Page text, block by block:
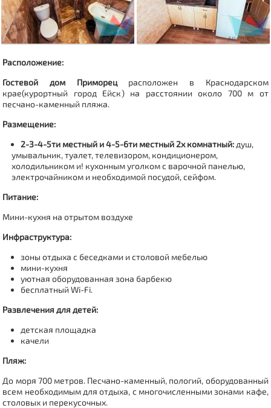
Расположение:
Гостевой дом Приморецрасположен в Краснодарском
крае(курортный город Ейск)на расстоянии около 700 м от
песчано-каменный пляжа.
Размещение:
2-3-4-5ти местный и 4-5-6ти местный 2х комнатный: душ,
умывальник, туалет, телевизором, кондиционером,
холодильником и! кухонным уголкомс варочной панелью,
электрочайником и необходимой посудой, сейфом.
Питание:
Мини-кухня на отрытом воздухе
Инфраструктура:
зоны отдыха с беседками и столовой мебелью
мини-кухня
уютная оборудованная зона барбекю
бесплатный Wi-Fi.
Развлечения для детей:
детская площадка
качели
Пляж:
До моря 700 метров. Песчано-каменный, пологий, оборудованный
всем необходимым для отдыха, с многочисленными зонами кафе,
столовых и перекусочных.